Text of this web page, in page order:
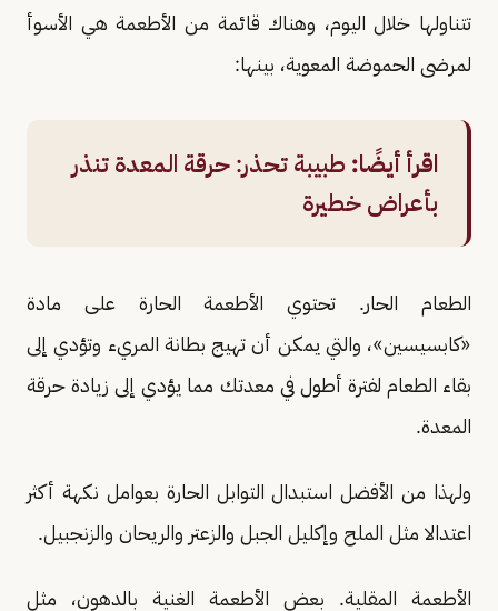
تتناولها خلال اليوم، وهناك قائمة من الأطعمة هي الأسوأ
لمرضى الحموضة المعوية، بينها:
اقرأ أيضًا: طبيبة تحذر: حرقة المعدة تنذر
بأعراض خطيرة
الطعام الحار. تحتوي الأطعمة الحارة على مادة
«كابسيسين»، والتي يمكن أن تهيج بطانة المريء وتؤدي إلى
بقاء الطعام لفترة أطول في معدتك مما يؤدي إلى زيادة حرقة
المعدة.
ولهذا من الأفضل استبدال التوابل الحارة بعوامل نكهة أكثر
اعتدالا مثل الملح وإكليل الجبل والزعتر والريحان والزنجبيل.
الأطعمة المقلية. بعض الأطعمة الغنية بالدهون، مثل